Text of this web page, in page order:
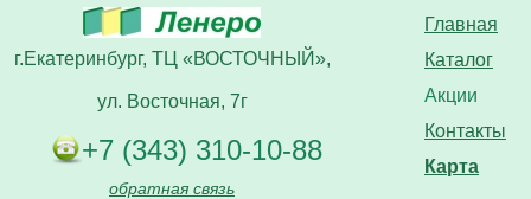
Главная
Каталог
Акции
Контакты
Карта
г.Екатеринбург, ТЦ «ВОСТОЧНЫЙ»,
ул. Восточная, 7г
+7 (343) 310-10-88
обратная связь